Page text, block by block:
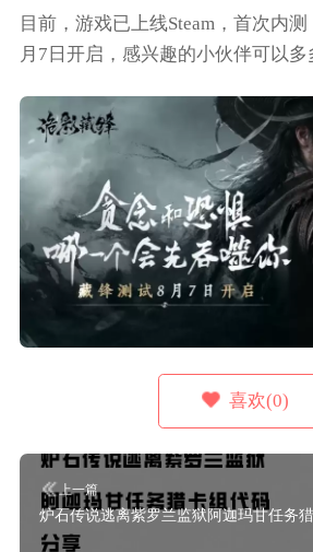
目前，游戏已上线Steam，首次内
月7日开启，感兴趣的小伙伴可以多
喜欢(0)
上一篇
炉石传说逃离紫罗兰监狱阿迦玛甘任务